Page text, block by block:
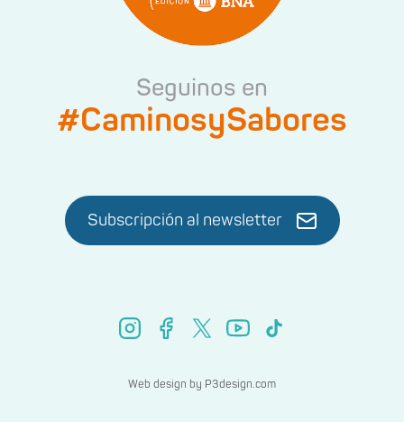
Seguinos en
#CaminosySabores
Subscripción al newsletter
Web design by P3design.com